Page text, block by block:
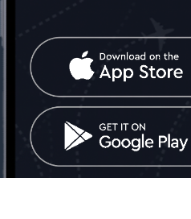
კონტაქტი
საქართველო: თბილისი
ტელ: 032 2 04 00 50
ელ. ფოსტა:
info@mobinex.ge